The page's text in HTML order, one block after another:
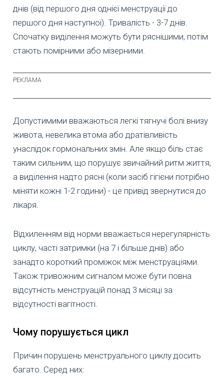
днів (від першого дня однієї менструації до
першого дня наступної). Тривалість - 3-7 днів.
Спочатку виділення можуть бути ряснішими, потім
стають помірними або мізерними.
Допустимими вважаються легкі тягнучі болі внизу
живота, невелика втома або дратівливість
унаслідок гормональних змін. Але якщо біль стає
таким сильним, що порушує звичайний ритм життя,
а виділення надто рясні (коли засіб гігієни потрібно
міняти кожні 1-2 години) - це привід звернутися до
лікаря.
Відхиленням від норми вважається нерегулярність
циклу, часті затримки (на 7 і більше днів) або
занадто короткий проміжок між менструаціями.
Також тривожним сигналом може бути повна
відсутність менструацій понад 3 місяці за
відсутності вагітності.
Чому порушується цикл
Причин порушень менструального циклу досить
багато. Серед них: